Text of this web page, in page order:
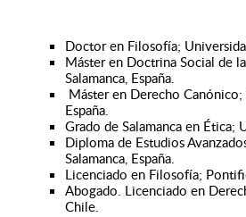
Doctor en Filosofía;
Máster en Doctrina Social de
Salamanca, España.
Máster en Derecho
España.
Grado de Salamanca en Ética;
Diploma de Estudios
Salamanca, España.
Licenciado en Filosofía;
Abogado. Licenciado en
Chile.